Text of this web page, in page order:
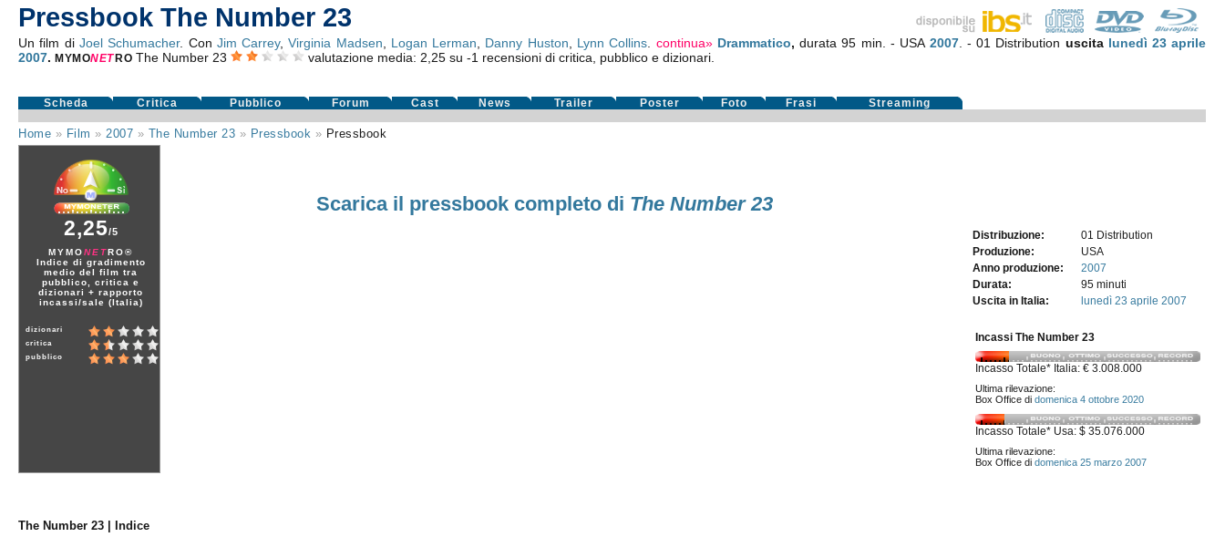
Pressbook The Number 23
Un film di Joel Schumacher. Con Jim Carrey,Virginia Madsen Logan Lerman Danny Huston Lynn Collins continua» Drammatico,durata 95 min. - USA 2007. - 01 Distribution uscita lunedì 23 aprile
2007.MYMONET RO The Number 23 valutazione media: 2,25 su -1 recensioni di critica, pubblico e dizionari.
Scheda Critica Pubblico Forum Cast News Trailer Poster Foto Frasi Streaming
Home » Film » 2007 » The Number 23 » Pressbook » Pressbook
Distribuzione:
01 Distribution
Produzione:
USA
Anno produzione:
2007
Durata:
95 minuti
Uscita in Italia:
lunedì 23 aprile 2007
Incassi The Number 23
Incasso Totale* Italia: € 3.008.000
Ultima rilevazione:
Box Office didomenica 4 ottobre 2020
Incasso Totale* Usa: $ 35.076.000
Ultima rilevazione:
Box Office didomenica 25 marzo 2007
2,25/5
MYMONETRO®
Indice di gradimento
medio del film tra
pubblico, critica e
dizionari + rapporto
incassi/sale (Italia)
dizionari
critica
pubblico
Scarica il pressbook completo di The Number 23
The Number 23 | Indice